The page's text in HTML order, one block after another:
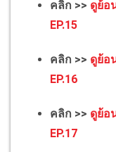
คลิก >> ดูย้อ
EP.15
คลิก >> ดูย้อ
EP.16
คลิก >> ดูย้อ
EP.17